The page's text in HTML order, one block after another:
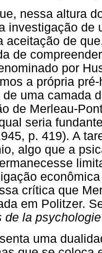
nessa altura
investigação de
aceitação de
de
por
a própria
de uma camada
de Merleau-
seria
p. 419). A
algo que a
crítica que
em Politzer.
de la psychologie
uma